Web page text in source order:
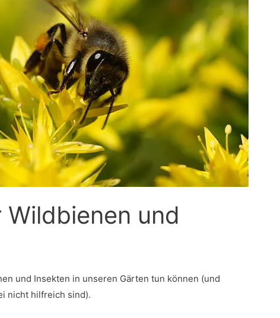
Wildbienen und
und Insekten in unseren Gärten tun können (und
nicht hilfreich sind).